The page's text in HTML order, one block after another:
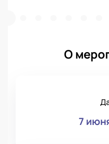
О
7